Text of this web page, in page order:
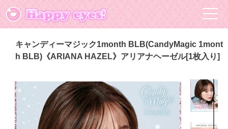
キャンディーマジック1month BLB(CandyMagic 1mont
h BLB)《ARIANA HAZEL》アリアナヘーゼル[1枚入り]